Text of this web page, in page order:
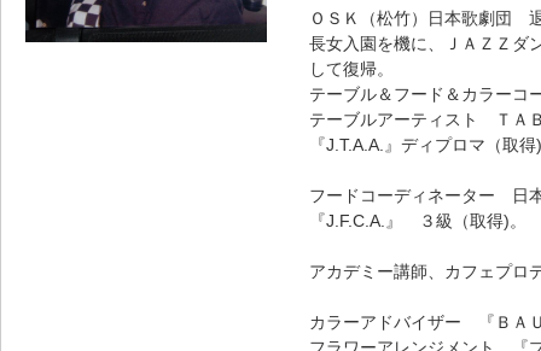
ＯＳＫ（松竹）日本歌劇団
長女入園を機に、ＪＡＺＺダ
して復帰。
テーブル＆フード＆カラーコ
テーブルアーティスト Ｔ
『J.T.A.A.』ディプロマ（取得
フードコーディネーター 日
『J.F.C.A.』 ３級（取得)。
アカデミー講師、カフェプロ
カラーアドバイザー 『ＢＡ